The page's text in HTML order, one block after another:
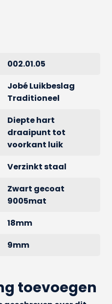
002.01.05
Jobé Luikbeslag
Traditioneel
Diepte hart
draaipunt tot
voorkant luik
Verzinkt staal
Zwart gecoat
9005mat
18mm
9mm
toevoegen